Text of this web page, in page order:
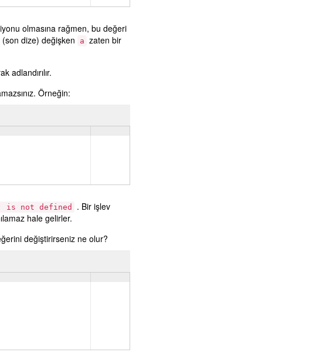
olmasına rağmen, bu değeri
(son dize) değişken a zaten bir
adlandırılır.
Örneğin:
is not defined
. Bir işlev
hale gelirler.
değiştirirseniz ne olur?